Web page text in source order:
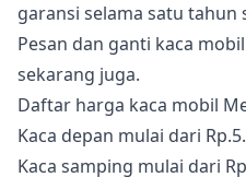
garansi selama satu tahun
Pesan dan ganti kaca
sekarang juga.
Daftar harga kaca mobil
Kaca depan mulai dari
Kaca samping mulai dari